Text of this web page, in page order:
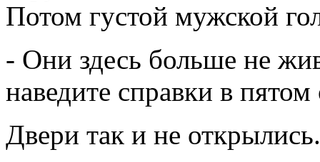
Потом густой мужской
- Они здесь больше не
наведите справки в
Двери так и не